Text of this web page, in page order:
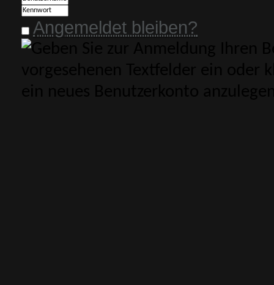
Angemeldet bleiben?